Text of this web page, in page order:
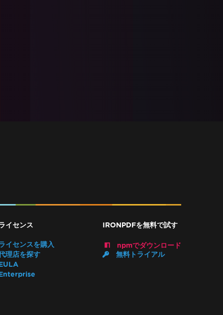
イセンス
イセンスを購入
理店を探す
IRONPDFを無料で試す
npmでダウンロード
無料トライアル